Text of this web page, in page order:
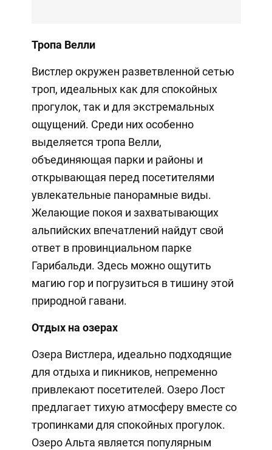
Тропа Велли
Вистлер окружен разветвленной сетью
троп, идеальных как для спокойных
прогулок, так и для экстремальных
ощущений. Среди них особенно
выделяется тропа Велли,
объединяющая парки и районы и
открывающая перед посетителями
увлекательные панорамные виды.
Желающие покоя и захватывающих
альпийских впечатлений найдут свой
ответ в провинциальном парке
Гарибальди. Здесь можно ощутить
магию гор и погрузиться в тишину этой
природной гавани.
Отдых на озерах
Озера Вистлера, идеально подходящие
для отдыха и пикников, непременно
привлекают посетителей. Озеро Лост
предлагает тихую атмосферу вместе со
тропинками для спокойных прогулок.
Озеро Альта является популярным